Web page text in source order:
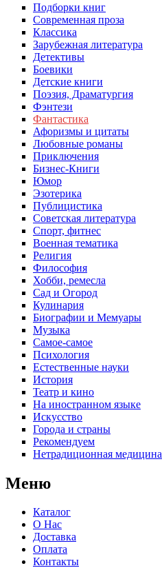
Подборки книг
Современная проза
Классика
Зарубежная литература
Детективы
Боевики
Детские книги
Поэзия, Драматургия
Фэнтези
Фантастика
Афоризмы и цитаты
Любовные романы
Приключения
Бизнес-Книги
Юмор
Эзотерика
Публицистика
Советская литература
Спорт, фитнес
Военная тематика
Религия
Философия
Хобби, ремесла
Сад и Огород
Кулинария
Биографии и Мемуары
Музыка
Самое-самое
Психология
Естественные науки
История
Театр и кино
На иностранном языке
Искусство
Города и страны
Рекомендуем
Нетрадиционная медицина
Меню
Каталог
О Нас
Доставка
Оплата
Контакты